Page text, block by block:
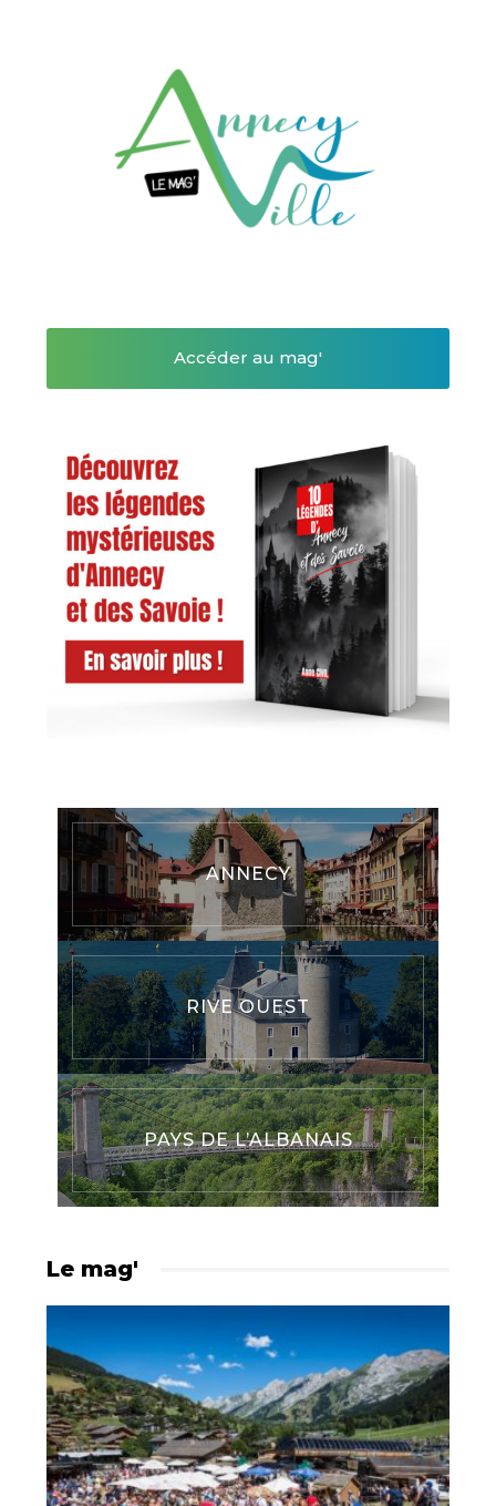
Accéder au mag'
ANNECY
RIVE OUEST
PAYS DE L’ALBANAIS
Le mag'